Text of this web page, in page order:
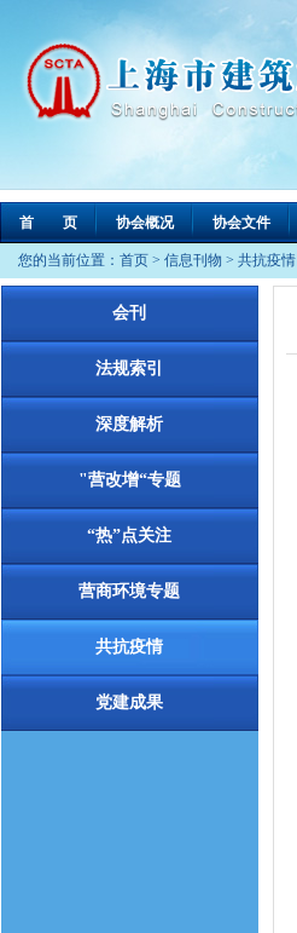
首 页 协会概况 协会文件
您的当前位置： 首页 > 信息刊物 > 共抗疫情
会刊
法规索引
深度解析
"营改增“专题
“热”点关注
营商环境专题
共抗疫情
党建成果